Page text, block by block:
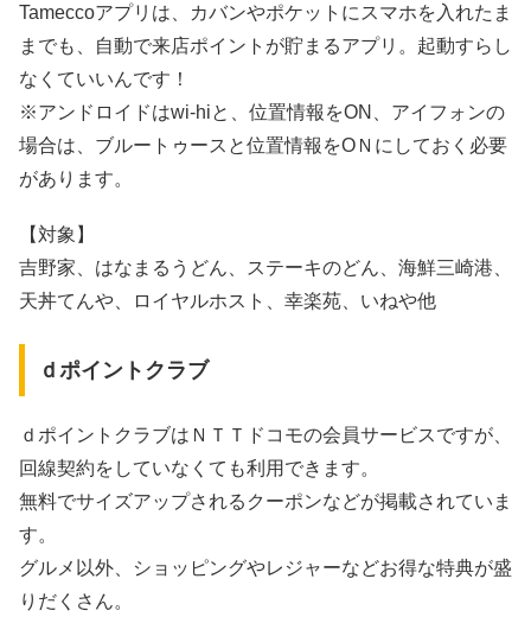
Tameccoアプリは、カバンやポケットにスマホを入れたま
までも、
自動で来店ポイントが貯まるアプリ 。起動すらし
なくていいんです！
※アンドロイドはwi-hiと、位置情報をON、アイフォンの
場合は、ブルートゥースと位置情報をOＮにしておく必要
があります。
【対象】
吉野家、はなまるうどん、ステーキのどん、海鮮三崎港、
天丼てんや、ロイヤルホスト、幸楽苑、いねや他
ｄポイントクラブ
ｄポイントクラブはＮＴＴドコモの会員サービスですが、
回線契約をしていなくても利用できます。
無料でサイズアップされるクーポンなどが掲載されていま
す。
グルメ以外、ショッピングやレジャーなどお得な特典が盛
りだくさん。